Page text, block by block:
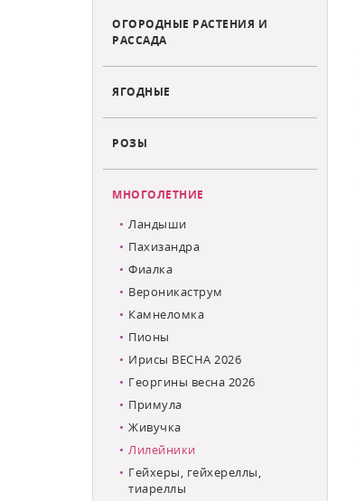
ОГОРОДНЫЕ РАСТЕНИЯ И
РАССАДА
ЯГОДНЫЕ
РОЗЫ
МНОГОЛЕТНИЕ
Ландыши
Пахизандра
Фиалка
Вероникаструм
Камнеломка
Пионы
Ирисы ВЕСНА 2026
Георгины весна 2026
Примула
Живучка
Лилейники
Гейхеры, гейхереллы,
тиареллы